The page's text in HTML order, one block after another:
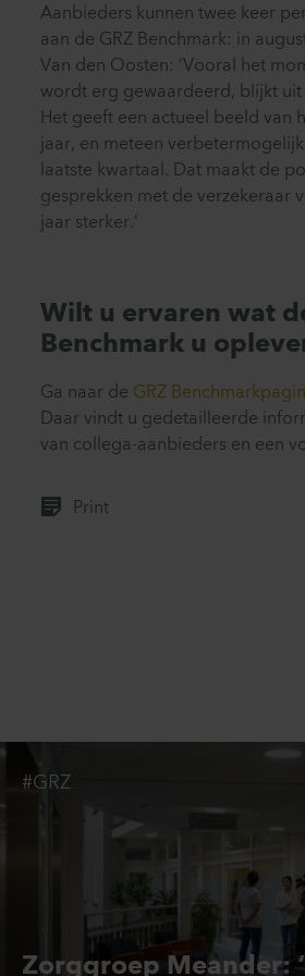
Aanbieders kunnen twee keer
aan de GRZ Benchmark: in
Van den Oosten: ‘Vooral het
wordt erg gewaardeerd, blijkt uit
Het geeft een actueel beeld van
jaar, en meteen
laatste kwartaal. Dat maakt de
gesprekken met de verzekeraar
jaar sterker.’
Wilt u ervaren wat
Benchmark u
Ga naar de GRZ
Daar vindt u gedetailleerde
van collega-aanbieders en een
Print
Zorggroep Meander:
#GRZ